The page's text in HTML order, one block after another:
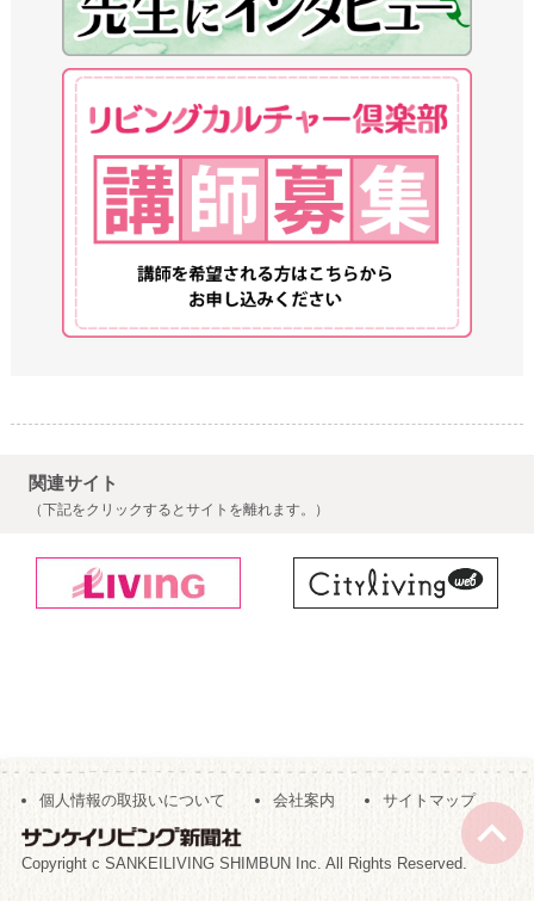
関連サイト
（下記をクリックするとサイトを離れます。）
個人情報の取扱いについて 会社案内 サイトマップ
Copyright c SANKEILIVING SHIMBUN Inc. All Rights Reserved.